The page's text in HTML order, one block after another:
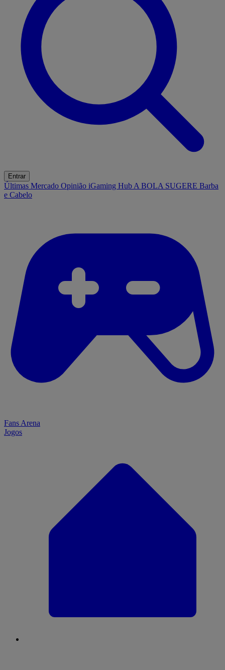
Entrar
Últimas Mercado Opinião iGaming Hub A BOLA SUGERE Barba
e Cabelo
Fans Arena
Jogos